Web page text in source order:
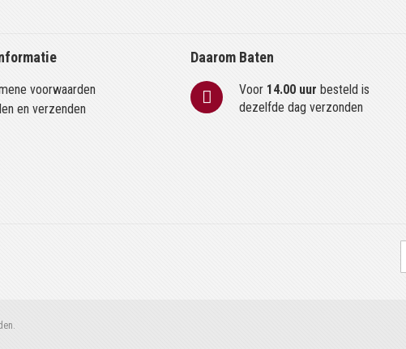
voorwaarden
en verzenden
Daarom Baten
Voor 14.00 uur besteld is
dezelfde dag verzonden